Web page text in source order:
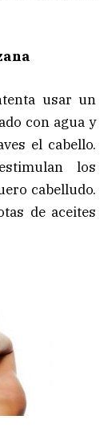
usar un
con agua y
el cabello.
los
cabelludo.
de aceites